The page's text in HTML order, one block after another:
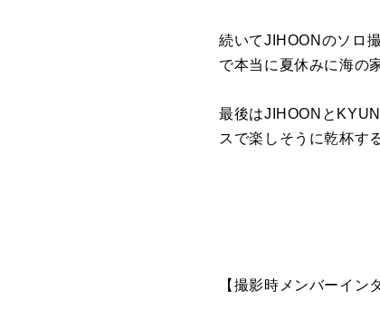
続いてJIHOONのソロ
で本当に夏休みに海の
最後はJIHOONと
スで楽しそうに乾杯す
【 撮影時メンバーイン